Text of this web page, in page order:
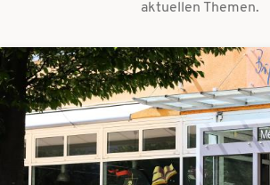
aktuellen Themen.
Bilder